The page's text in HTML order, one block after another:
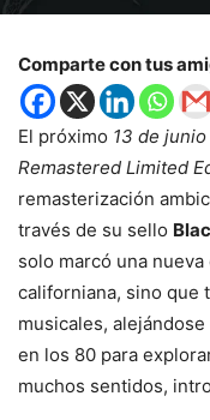
Comparte con tus
El próximo 13 de
Remastered Limited
remasterización
través de su sello
solo marcó una
californiana, sino que
musicales,
en los 80 para
muchos sentidos,